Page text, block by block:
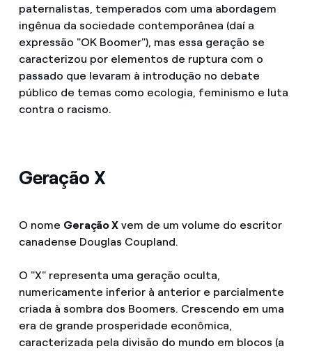
paternalistas, temperados com uma abordagem
ingênua da sociedade contemporânea (daí a
expressão "OK Boomer"), mas essa geração se
caracterizou por elementos de ruptura com o
passado que levaram à introdução no debate
público de temas como ecologia, feminismo e luta
contra o racismo.
Geração X
O nome Geração X vem de um volume do escritor
canadense Douglas Coupland.
O "X" representa uma geração oculta,
numericamente inferior à anterior e parcialmente
criada à sombra dos Boomers. Crescendo em uma
era de grande prosperidade econômica,
caracterizada pela divisão do mundo em blocos (a